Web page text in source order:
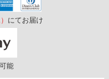
にてお届け
能